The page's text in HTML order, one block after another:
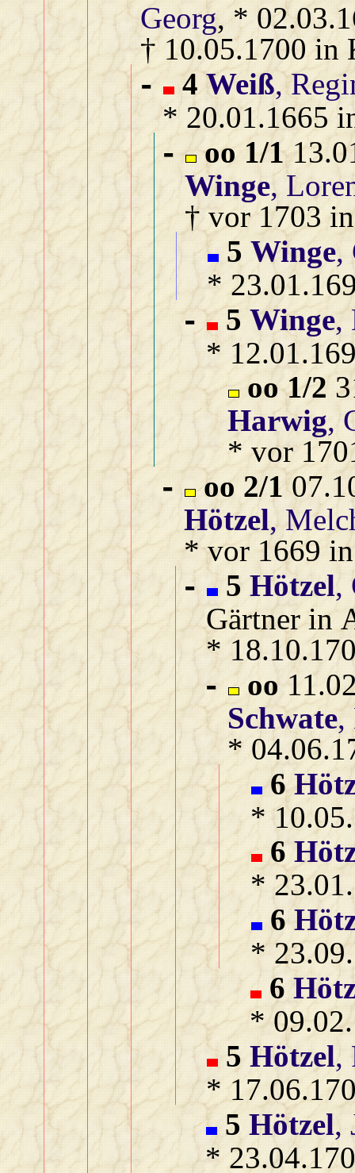
Georg, *
† 10.05.1700 in
- 4 Weiß,
* 20.01.1665
- oo 1/1
Winge,
† vor 1703
5 Winge,
*
- 5 Winge,
*
oo 1/2
Harwig,
* vor
- oo 2/1
Hötzel,
* vor 1669
- 5 Hötzel,
Gärtner in
*
- oo
Schwate,
*
6
*
6
*
6
*
6
*
5 Hötzel,
*
5 Hötzel,
*